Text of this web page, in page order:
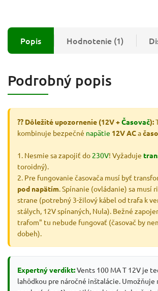
Popis Hodnotenie (1)
Podrobný popis
?? Dôležité upozornenie (12V +Časovač):
kombinuje bezpečné napätie 12V ACa
1. Nesmie sa zapojiť do 230V! Vyžaduje
toroidný).
2. Pre fungovanie časovača musí byť
pod napätím . Spínanie (ovládanie) sa musí
strane (potrebný 3-žilový kábel od trafa k
stálych, 12V spínaných, Nula). Bežné
trafom" tu nebude fungovať (časovač by
dobeh).
Expertný verdikt:Vents 100 MA T 12V je
lahôdkou pre náročné inštalácie. Umožňuje